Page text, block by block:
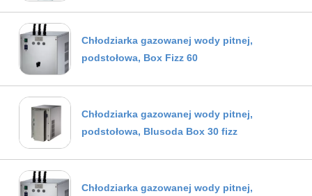
Chłodziarka gazowanej wody pitnej,
podstołowa, Box Fizz 60
Chłodziarka gazowanej wody pitnej,
podstołowa, Blusoda Box 30 fizz
Chłodziarka gazowanej wody pitnej,